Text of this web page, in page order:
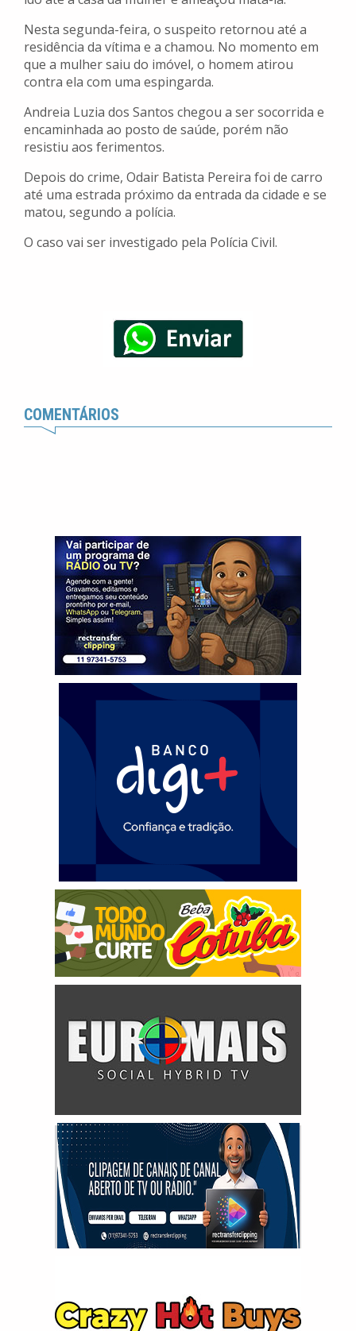
Nesta segunda-feira, o suspeito retornou até a
residência da vítima e a chamou. No momento em
que a mulher saiu do imóvel, o homem atirou
contra ela com uma espingarda.
Andreia Luzia dos Santos chegou a ser socorrida e
encaminhada ao posto de saúde, porém não
resistiu aos ferimentos.
Depois do crime, Odair Batista Pereira foi de carro
até uma estrada próximo da entrada da cidade e se
matou, segundo a polícia.
O caso vai ser investigado pela Polícia Civil.
COMENTÁRIOS